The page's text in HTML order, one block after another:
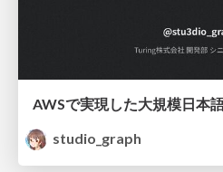
studio_graph